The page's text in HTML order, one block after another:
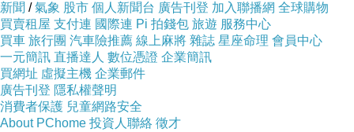
Jabra TAG 是一款帶有FM 收音機功能的標誌性藍牙立體聲耳麥，您可以
● 內置FM 收音機，聲音精確
Jabra TAG 擁有隔音耳塞和內置FM 收音機，當您在路上的時候能夠帶給
路上欣賞您最喜歡的音樂，無論是來自手機還是您最喜歡的電台。即使您
新聞 /氣象 股市 個人新聞台 廣告刊登 加入聯播網 全球購物
買賣租屋 支付連 國際連 Pi 拍錢包 旅遊 服務中心
買車 旅行團 汽車險推薦 線上麻將 雜誌 星座命理 會員中心
一元簡訊 直播達人 數位憑證 企業簡訊
買網址 虛擬主機 企業郵件
廣告刊登 隱私權聲明
消費者保護 兒童網路安全
About PChome 投資人聯絡 徵才